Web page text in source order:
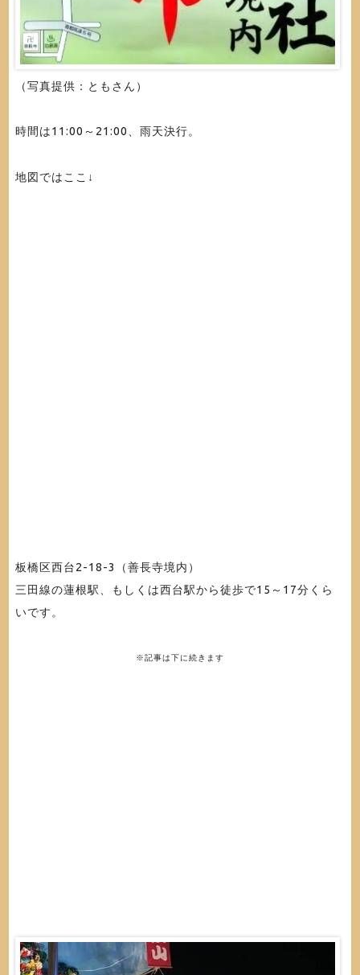
（写真提供：ともさん）
時間は11:00～21:00、雨天決行。
地図ではここ↓
板橋区西台2-18-3（善長寺境内）
三田線の蓮根駅、もしくは西台駅から徒歩で15～17分くら
いです。
※記事は下に続きます